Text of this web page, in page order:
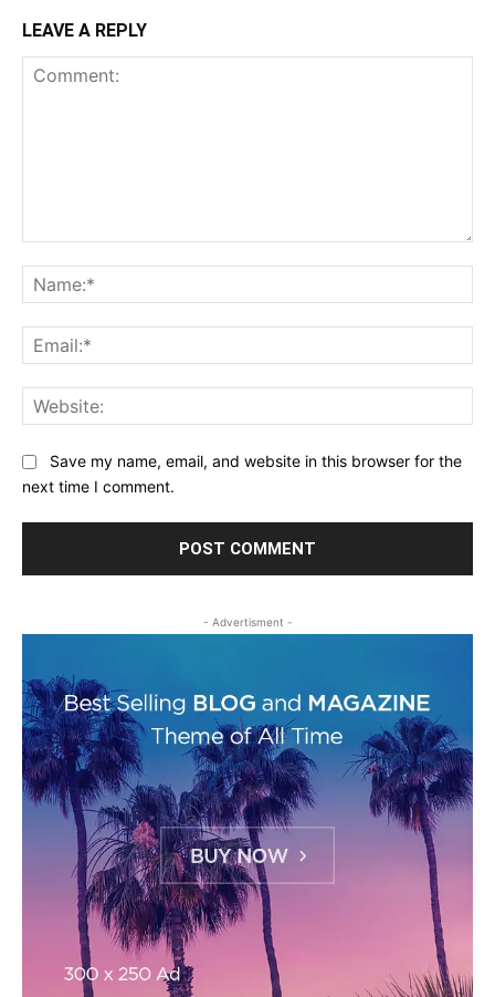
LEAVE A REPLY
Save my name, email, and website in this browser for the
next time I comment.
- Advertisment -